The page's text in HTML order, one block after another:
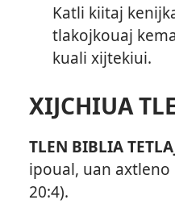
Katli kiitaj
tlakojkouaj
kuali xijtekiui.
XIJCHIUA
TLEN BIBLIA
ipoual, uan axtleno
20:4).